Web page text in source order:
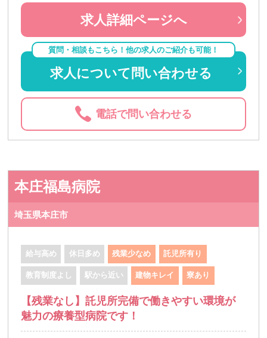
求人詳細ページへ
質問・相談もこちら！他の求人のご紹介も可能！
求人について問い合わせる
電話で問い合わせる
本庄福島病院
埼玉県本庄市
給与高め 休日多め 残業少なめ 託児所有り
教育制度よし 駅から近い 建物キレイ 寮あり
【残業なし】託児所完備で働きやすい環境が
魅力の療養型病院です！